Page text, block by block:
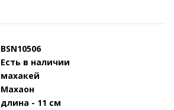
BSN10506
Есть в наличии
махакей
Махаон
длина - 11 см